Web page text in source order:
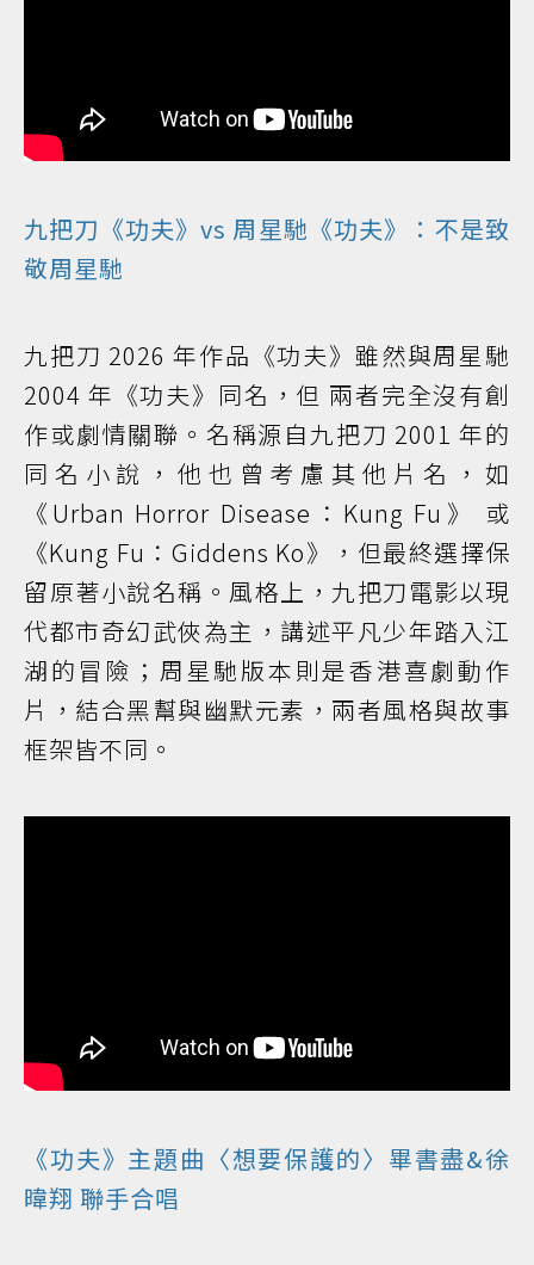
九把刀《功夫》vs 周星馳《功夫》：不是致
敬周星馳
九把刀 2026 年作品《功夫》雖然與周星馳
2004 年《功夫》同名，但 兩者完全沒有創
作或劇情關聯。名稱源自九把刀 2001 年的
同名小說，他也曾考慮其他片名，如
《Urban Horror Disease：Kung Fu》 或
《Kung Fu：Giddens Ko》，但最終選擇保
留原著小說名稱。風格上，九把刀電影以現
代都市奇幻武俠為主，講述平凡少年踏入江
湖的冒險；周星馳版本則是香港喜劇動作
片，結合黑幫與幽默元素，兩者風格與故事
框架皆不同。
《功夫》主題曲〈想要保護的〉畢書盡&徐
暐翔 聯手合唱